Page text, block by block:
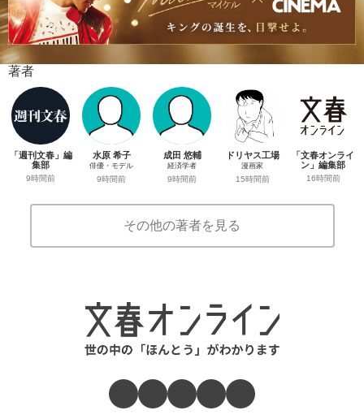
著者
「週刊文春」編
集部
9時間前
水原 希子
俳優・モデル
9時間前
成田 悠輔
経済学者
9時間前
ドリヤス工場
漫画家
15時間前
「文春オンライ
ン」編集部
16時間前
その他の著者を見る